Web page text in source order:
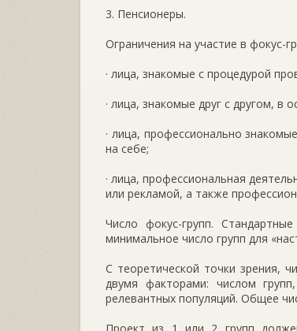
3. Пенсионеры.
Ограничения на участие в фокус-
· лица, знакомые с процедурой
· лица, знакомые друг с другом, в
· лица, профессионально
на себе;
· лица, профессиональная
или рекламой, а также
Число фокус-групп.
минимальное число групп для
С теоретической точки зрения,
двумя факторами: числом
релевантных популяций. Общее